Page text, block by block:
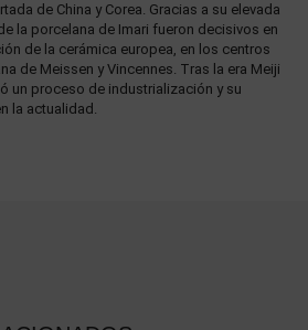
de China y Corea. Gracias a su elevada
la porcelana de Imari fueron decisivos en
de la cerámica europea, en los centros
de Meissen y Vincennes. Tras la era Meiji
un proceso de industrialización y su
la actualidad.